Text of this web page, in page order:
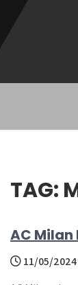
TAG:
AC
11/05/2024